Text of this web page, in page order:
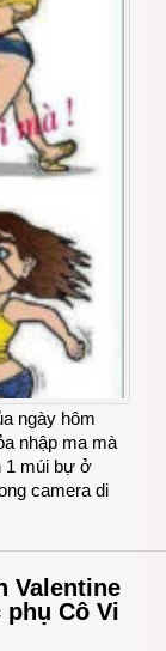
ngày hôm
nhập ma mà
1 múi bự ở
camera di
Valentine
phụ Cô Vi